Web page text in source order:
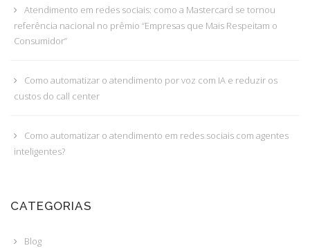
Atendimento em redes sociais: como a Mastercard se tornou
referência nacional no prêmio “Empresas que Mais Respeitam o
Consumidor”
Como automatizar o atendimento por voz com IA e reduzir os
custos do call center
Como automatizar o atendimento em redes sociais com agentes
inteligentes?
CATEGORIAS
Blog